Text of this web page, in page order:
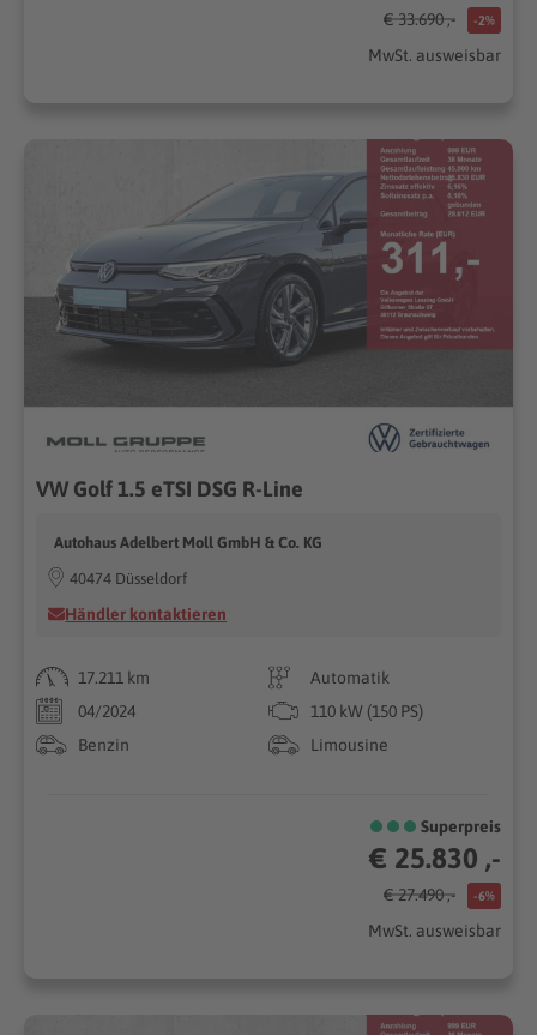
€ 33.690 ,- -2%
MwSt. ausweisbar
VW Golf 1.5 eTSI DSG R-Line
Autohaus Adelbert Moll GmbH & Co. KG
40474 Düsseldorf
Händler kontaktieren
17.211 km
Automatik
04/2024
110 kW (150 PS)
Benzin
Limousine
Superpreis
€ 25.830 ,-
€ 27.490 ,- -6%
MwSt. ausweisbar